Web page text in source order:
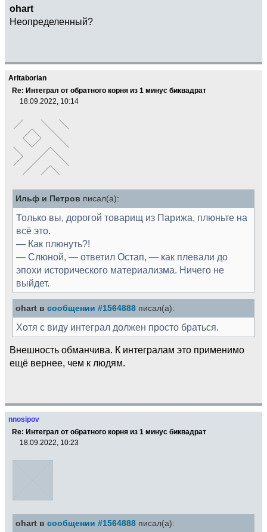
ohart
Неопределенный?
Aritaborian
Re: Интеграл от обратного корня из 1 минус биквадрат
18.09.2022, 10:14
Ильф и Петров писал(а):
Только вы, дорогой товарищ из Парижа, плюньте на
всё это.
— Как плюнуть?!
— Слюной, — ответил Остап, — как плевали до
эпохи исторического материализма. Ничего не
выйдет.
ohart в сообщении #1564888 писал(а):
Хотя с виду интеграл должен просто браться.
Внешность обманчива. К интегралам это применимо
ещё вернее, чем к людям.
nnosipov
Re: Интеграл от обратного корня из 1 минус биквадрат
18.09.2022, 10:23
ohart в сообщении #1564888 писал(а):